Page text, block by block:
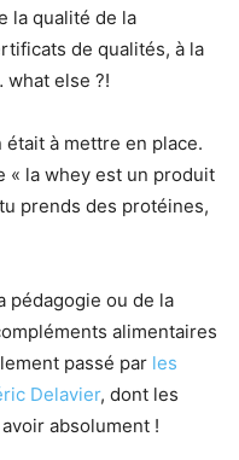
la qualité de la
de qualités, à la
else ?!
à mettre en place.
« la whey est un produit
prends des protéines,
pédagogie ou de la
alimentaires
passé par les
Delavier, dont les
absolument !